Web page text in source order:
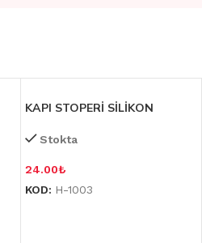
KAPI STOPERİ SİLİKON
Stokta
24.00₺
KOD: H-1003